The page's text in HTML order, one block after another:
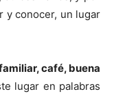
y conocer, un lugar
café, buena
lugar en palabras